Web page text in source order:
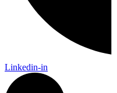
Linkedin-in